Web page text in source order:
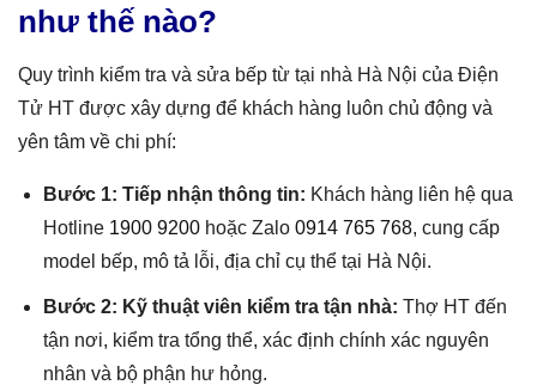
như thế nào?
Quy trình kiểm tra và sửa bếp từ tại nhà Hà Nội của Điện
Tử HT được xây dựng để khách hàng luôn chủ động và
yên tâm về chi phí:
Bước 1: Tiếp nhận thông tin: Khách hàng liên hệ qua
Hotline 1900 9200hoặc Zalo 0914 765 768, cung cấp
model bếp, mô tả lỗi, địa chỉ cụ thể tại Hà Nội.
Bước 2: Kỹ thuật viên kiểm tra tận nhà: Thợ HT đến
tận nơi, kiểm tra tổng thể, xác định chính xác nguyên
nhân và bộ phận hư hỏng.